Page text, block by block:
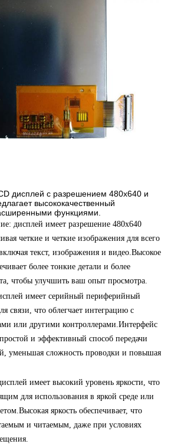
дисплей с разрешением 480x640 и
высококачественный
функциями.
дисплей имеет разрешение 480x640
четкие и четкие изображения для всего
текст, изображения и видео.Высокое
более тонкие детали и более
чтобы улучшить ваш опыт просмотра.
имеет серийный периферийный
связи, что облегчает интеграцию с
или другими контроллерами.Интерфейс
и эффективный способ передачи
уменьшая сложность проводки и повышая
имеет высокий уровень яркости, что
для использования в яркой среде или
яркость обеспечивает, что
и читаемым, даже при условиях